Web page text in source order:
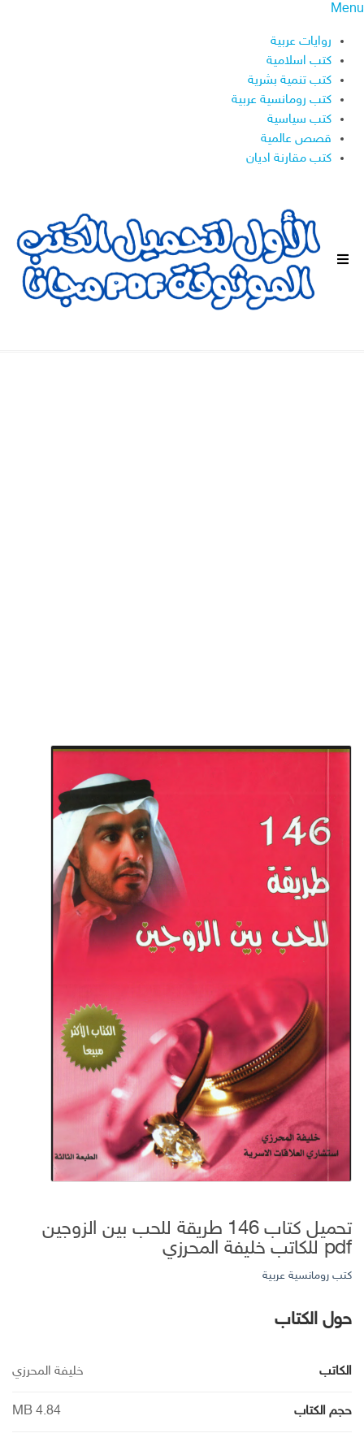
Menu
روايات عربية
كتب اسلامية
كتب تنمية بشرية
كتب رومانسية عربية
كتب سياسية
قصص عالمية
كتب مقارنة اديان
ا
تحميل كتاب 146 طريقة للحب بين الزوجين
pdf للكاتب خليفة المحرزي
كتب رومانسية عربية
حول الكتاب
الكاتب خليفة المحرزي
حجم الكتاب MB 4.84